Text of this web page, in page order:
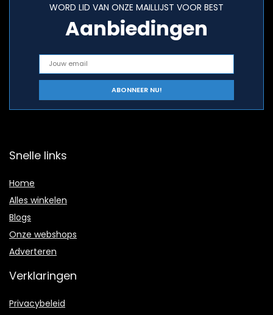
WORD LID VAN ONZE MAILLIJST VOOR BEST
Aanbiedingen
Snelle links
Home
Alles winkelen
Blogs
Onze webshops
Adverteren
Verklaringen
Privacybeleid